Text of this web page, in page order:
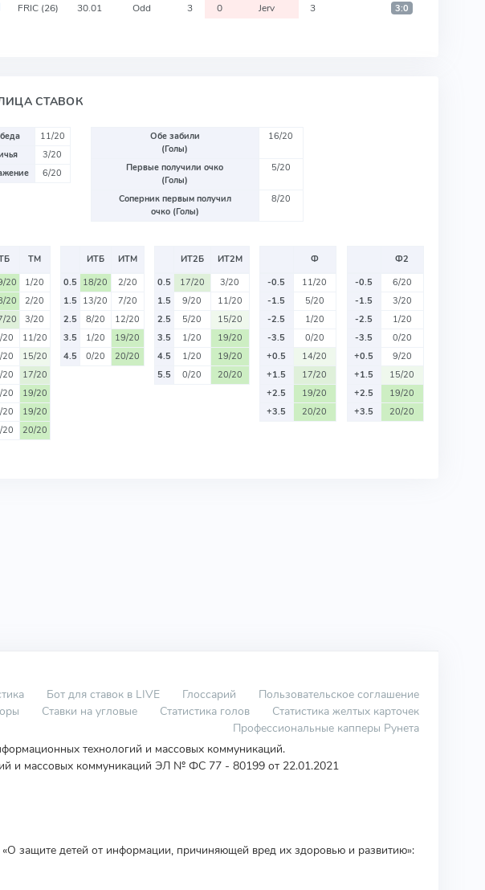
FRIC (26) 30.01 Odd 3 0 Jerv 3 3:0
СТАВОК
11/20
3/20
6/20
Обе забили
(Голы)
16/20
Первые получили очко
(Голы)
5/20
Соперник первым получил
очко (Голы)
8/20
ТМ
20
1/20
20
2/20
20
3/20
20
11/20
20
15/20
20
17/20
20
19/20
20
19/20
20 20/20
ИТБ
ИТМ
0.5 18/20
2/20
1.5 13/20
7/20
2.5
8/20
12/20
3.5
1/20
19/20
4.5
0/20 20/20
ИТ2Б
ИТ2М
0.5
17/20
3/20
1.5
9/20
11/20
2.5
5/20
15/20
3.5
1/20
19/20
4.5
1/20
19/20
5.5
0/20 20/20
Ф
-0.5
11/20
-1.5
5/20
-2.5
1/20
-3.5
0/20
+0.5
14/20
+1.5
17/20
+2.5
19/20
+3.5
20/20
Ф2
-0.5
6/20
-1.5
3/20
-2.5
1/20
-3.5
0/20
+0.5
9/20
+1.5
15/20
+2.5
19/20
+3.5
20/20
Бот для ставок в LIVE Глоссарий
Пользовательское соглашение
Ставки на угловые Статистика голов
Статистика желтых карточек
Профессиональные капперы Рунета
технологий и массовых коммуникаций.
и массовых коммуникаций ЭЛ № ФС 77 - 80199 от 22.01.2021
защите детей от информации, причиняющей вред их здоровью и развитию»: